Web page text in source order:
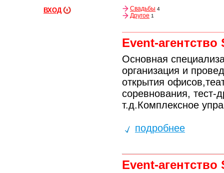
ВХОД Свадьбы 4
Другое 1
Event-агентство
Основная
организация и
открытия
соревнования, тест-
т.д.Комплексное
подробнее
Event-агентство